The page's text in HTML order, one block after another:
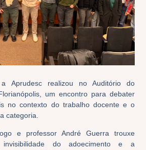
Aprudesc realizou no Auditório do
um encontro para debater
no contexto do trabalho docente e o
categoria.
e professor André Guerra trouxe
do adoecimento e a